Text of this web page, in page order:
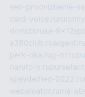
seo-prodvizhenie-
card-voice.ru
domizbrusa-
a380club.ru
perk-oka.rug-
naruto-x.ru
spayderhed-2022.ru
webamator.ru ma-